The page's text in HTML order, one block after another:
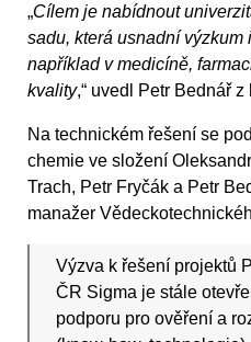
„Cílem je nabídnout
sadu, která usnadní
například v medicíně,
kvality,“ uvedl Petr Bednář
Na technickém řešení se
chemie ve složení
Trach, Petr Fryčák a Petr
manažer
Výzva k řešení projektů
ČR Sigma je stále
podporu pro ověření a